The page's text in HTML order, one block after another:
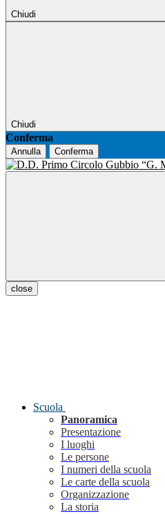
Chiudi
Chiudi
Conferma
Annulla Conferma
close
Scuola
Panoramica
Presentazione
I luoghi
Le persone
I numeri della scuola
Le carte della scuola
Organizzazione
La storia